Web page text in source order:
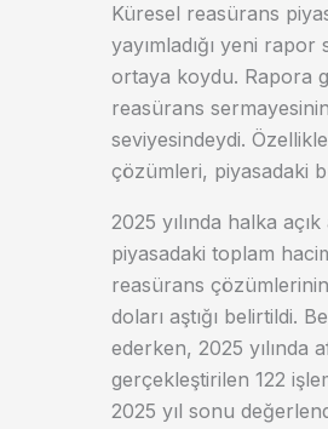
Küresel reasürans
yayımladığı yeni
ortaya koydu. Rapora
reasürans
seviyesindeydi.
çözümleri, piyasadaki
2025 yılında halka
piyasadaki toplam
reasürans
doları aştığı belirtildi.
ederken, 2025 yılında
gerçekleştirilen 122
2025 yıl sonu